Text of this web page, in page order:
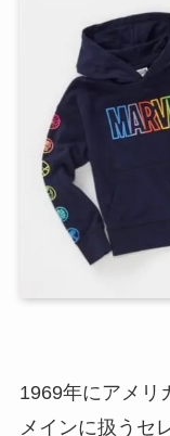
1969年にアメリ
メインに扱うセ